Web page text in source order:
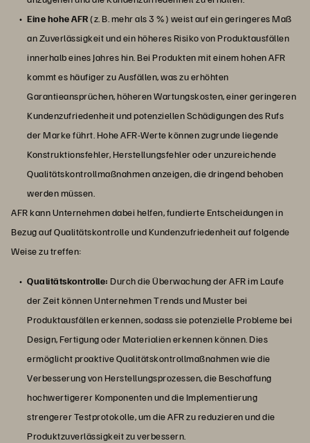
Eine hohe AFR(z. B. mehr als 3 %) weist auf ein geringeres Maß
an Zuverlässigkeit und ein höheres Risiko von Produktausfällen
innerhalb eines Jahres hin. Bei Produkten mit einem hohen AFR
kommt es häufiger zu Ausfällen, was zu erhöhten
Garantieansprüchen, höheren Wartungskosten, einer geringeren
Kundenzufriedenheit und potenziellen Schädigungen des Rufs
der Marke führt. Hohe AFR-Werte können zugrunde liegende
Konstruktionsfehler, Herstellungsfehler oder unzureichende
Qualitätskontrollmaßnahmen anzeigen, die dringend behoben
werden müssen.
AFR kann Unternehmen dabei helfen, fundierte Entscheidungen in
Bezug auf Qualitätskontrolle und Kundenzufriedenheit auf folgende
Weise zu treffen:
Qualitätskontrolle: Durch die Überwachung der AFR im Laufe
der Zeit können Unternehmen Trends und Muster bei
Produktausfällen erkennen, sodass sie potenzielle Probleme bei
Design, Fertigung oder Materialien erkennen können. Dies
ermöglicht proaktive Qualitätskontrollmaßnahmen wie die
Verbesserung von Herstellungsprozessen, die Beschaffung
hochwertigerer Komponenten und die Implementierung
strengerer Testprotokolle, um die AFR zu reduzieren und die
Produktzuverlässigkeit zu verbessern.